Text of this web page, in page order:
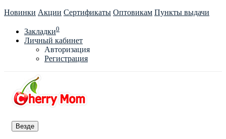
Новинки Акции Сертификаты Оптовикам Пункты выдачи
Закладки0
Личный кабинет
Авторизация
Регистрация
Везде